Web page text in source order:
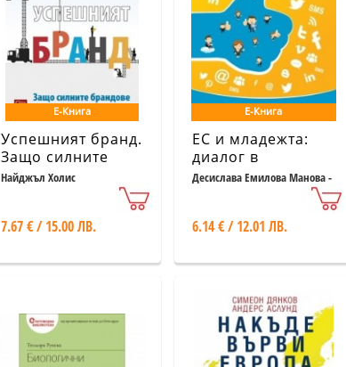
Е-Книга
Успешният бранд.
Защо силните
брандове печелят
Найджъл Холис
7.67 € / 15.00 ЛВ.
Е-Книга
ЕС и младежта:
диалог в
социалните
Десислава Емилова Манова -
6.14 € / 12.01 ЛВ.